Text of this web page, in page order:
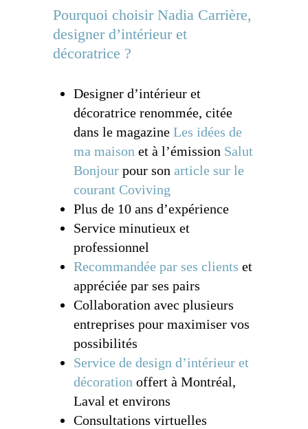
Pourquoi choisir Nadia Carrière,
designer d’intérieur et
décoratrice ?
Designer d’intérieur et
décoratrice renommée, citée
dans le magazineLes idées de
ma maison et à l’émission Salut
Bonjour pour sonarticle sur le
courant Coviving
Plus de 10 ans d’expérience
Service minutieux et
professionnel
Recommandée par ses clients et
appréciée par ses pairs
Collaboration avec plusieurs
entreprises pour maximiser vos
possibilités
Service de design d’intérieur et
décoration offert à Montréal,
Laval et environs
Consultations virtuelles